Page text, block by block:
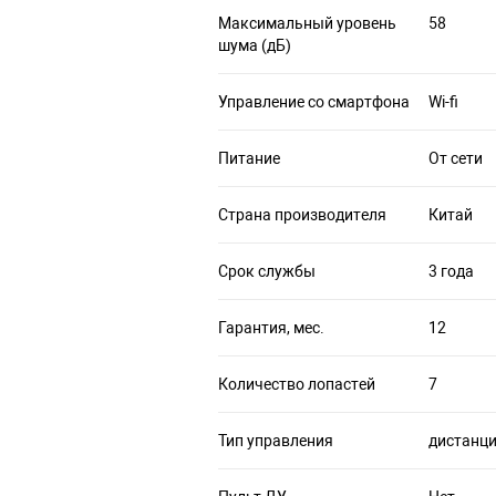
Максимальный уровень
шума (дБ)
58
Управление со смартфона Wi-fi
Питание От сети
Страна производителя Китай
Срок службы 3 года
Гарантия, мес. 12
Количество лопастей 7
Тип управления